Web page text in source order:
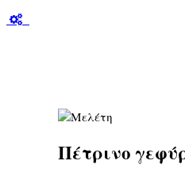
Πέτρινο